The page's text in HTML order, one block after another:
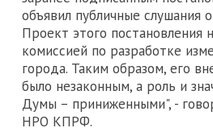
объявил публичные слушания
Проект этого постановления
комиссией по разработке
города. Таким образом, его
было незаконным, а роль и
Думы – приниженными", -
НРО КПРФ.